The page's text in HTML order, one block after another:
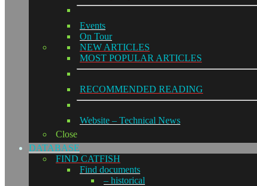
Events
On Tour
NEW ARTICLES
MOST POPULAR ARTICLES
RECOMMENDED READING
Website – Technical News
Close
DATABASE
FIND CATFISH
Find documents
– historical